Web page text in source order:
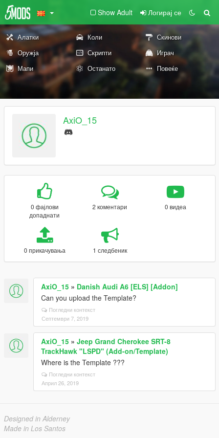
Show Adult Логирај се
Алатки Коли
Скинови
Оружја
Скрипти
Играч
Мапи
Останато Повеќе
AxiO_15
0 фајлови
допаднати
2 коментари 0 видеа
0 прикачувања 1 следбеник
AxiO_15 » Danish Audi A6 [ELS] [Addon]
Can you upload the Template?
Погледни контекст
Септември 7, 2019
AxiO_15 » Jeep Grand Cherokee SRT-8
TrackHawk "LSPD" (Add-on/Template)
Where is the Template ???
Погледни контекст
Април 26, 2019
Designed in Alderney
Made in Los Santos